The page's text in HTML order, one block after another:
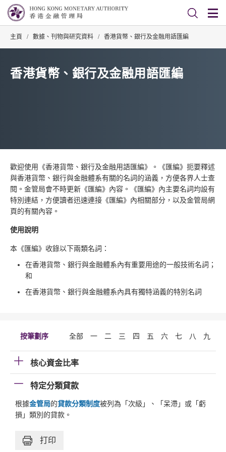
主頁 / 數據、刊物與研究資料 / 香港貨幣、銀行及金融用語匯編
香港貨幣、銀行及金融用語匯編
歡迎使用《香港貨幣、銀行及金融用語匯編》。《匯編》扼要釋述
與香港貨幣、銀行與金融體系有關的名詞的涵義，方便各界人士查
閱。金管局會不時更新《匯編》內容。《匯編》內主要名詞均設有
特別連結，方便讀者迅速連接《匯編》內相關部分，以及金管局網
頁的有關內容。
使用說明
本《匯編》收錄以下兩類名詞：
在香港貨幣、銀行與金融體系內有重要用途的一般技術名詞；
和
在香港貨幣、銀行與金融體系內具有獨特涵義的特別名詞
按筆劃序 全部 一 二 三 四 五 六 七 八 九
核心資金比率
特定分類貸款
根據金管局的貸款分類制度被列為「次級」、「呆滯」或「虧
損」類別的貸款。
打印